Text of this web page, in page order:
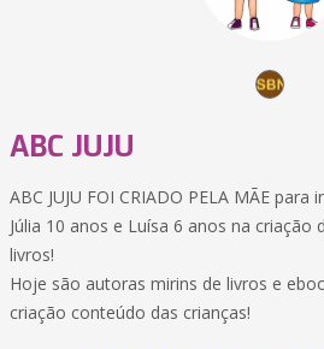
ABC JUJU
ABC JUJU FOI CRIADO PELA MÃE
Júlia 10 anos e Luísa 6 anos na criação
livros!
Hoje são autoras mirins de livros e
criação conteúdo das crianças!